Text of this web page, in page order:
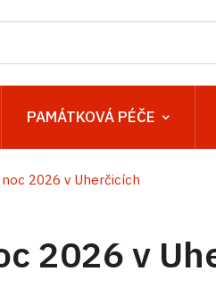
PAMÁTKOVÁ PÉČE
2026 v Uherčicích
2026 v